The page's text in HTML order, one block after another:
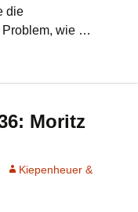
die
Problem, wie …
Moritz
Kiepenheuer &